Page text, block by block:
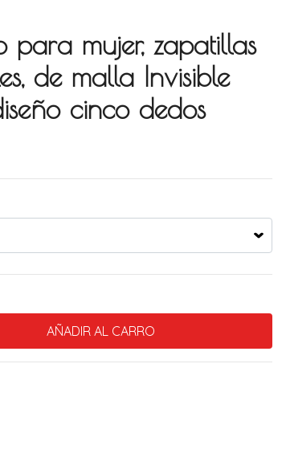
para mujer, zapatillas
de malla Invisible
cinco dedos